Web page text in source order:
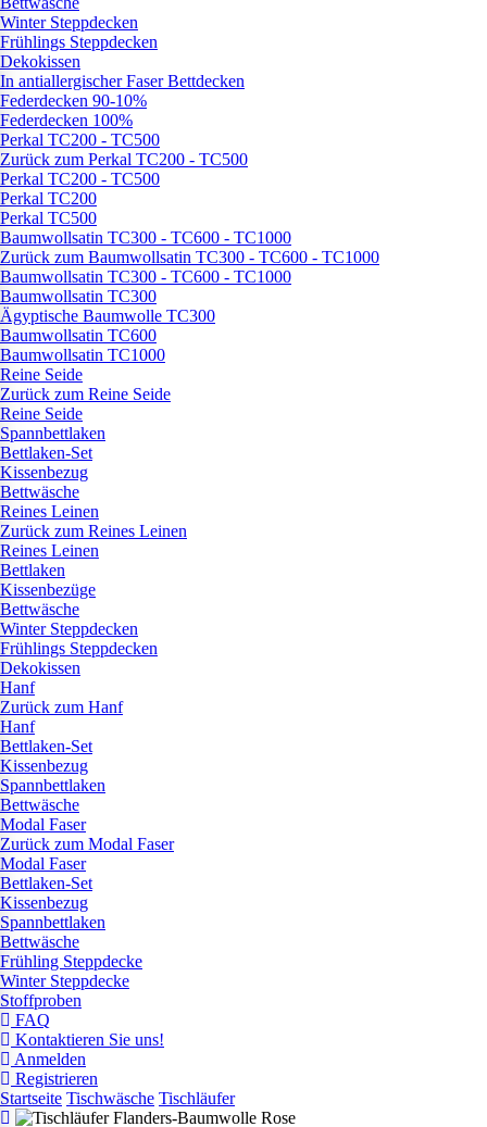
Winter Steppdecken
Frühlings Steppdecken
Dekokissen
In antiallergischer Faser Bettdecken
Federdecken 90-10%
Federdecken 100%
Perkal TC200 - TC500
Zurück zum Perkal TC200 - TC500
Perkal TC200 - TC500
Perkal TC200
Perkal TC500
Baumwollsatin TC300 - TC600 - TC1000
Zurück zum Baumwollsatin TC300 - TC600 - TC1000
Baumwollsatin TC300 - TC600 - TC1000
Baumwollsatin TC300
Ägyptische Baumwolle TC300
Baumwollsatin TC600
Baumwollsatin TC1000
Reine Seide
Zurück zum Reine Seide
Reine Seide
Spannbettlaken
Bettlaken-Set
Kissenbezug
Bettwäsche
Reines Leinen
Zurück zum Reines Leinen
Reines Leinen
Bettlaken
Kissenbezüge
Bettwäsche
Winter Steppdecken
Frühlings Steppdecken
Dekokissen
Hanf
Zurück zum Hanf
Hanf
Bettlaken-Set
Kissenbezug
Spannbettlaken
Bettwäsche
Modal Faser
Zurück zum Modal Faser
Modal Faser
Bettlaken-Set
Kissenbezug
Spannbettlaken
Bettwäsche
Frühling Steppdecke
Winter Steppdecke
Stoffproben
FAQ
Kontaktieren Sie uns!
Anmelden
Registrieren
Startseite Tischwäsche Tischläufer